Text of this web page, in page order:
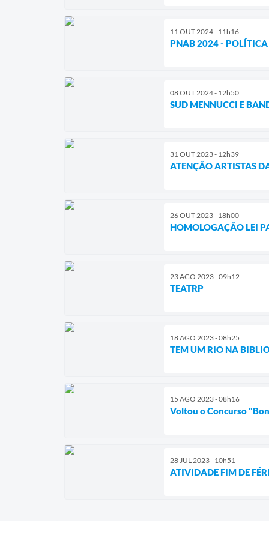
11 OUT 2024 - 11h16
PNAB 2024 - POLÍTICA
08 OUT 2024 - 12h50
SUD MENNUCCI E
31 OUT 2023 - 12h39
ATENÇÃO ARTISTAS
26 OUT 2023 - 18h00
HOMOLOGAÇÃO LEI
23 AGO 2023 - 09h12
TEATRP
18 AGO 2023 - 08h25
TEM UM RIO NA
15 AGO 2023 - 08h16
Voltou o Concurso
28 JUL 2023 - 10h51
ATIVIDADE FIM DE